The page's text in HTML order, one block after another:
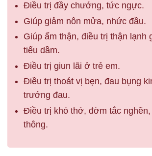
Điều trị đầy chướng, tức ngực.
Giúp giảm nôn mửa, nhức đầu.
Giúp ấm thận, điều trị thận lạnh
tiểu dầm.
Điều trị giun lãi ở trẻ em.
Điều trị thoát vị bẹn, đau bụng
trướng đau.
Điều trị khó thở, đờm tắc
thông.